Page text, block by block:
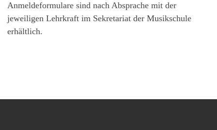
Anmeldeformulare sind nach Absprache mit der
jeweiligen Lehrkraft im Sekretariat der Musikschule
erhältlich.